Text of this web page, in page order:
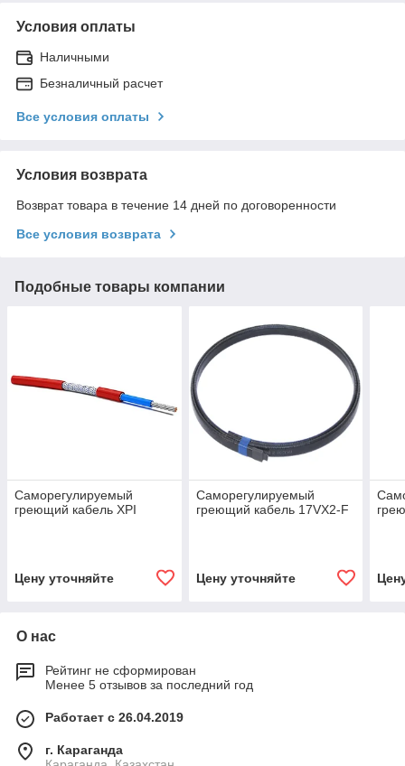
Условия оплаты
Наличными
Безналичный расчет
Все условия оплаты
Условия возврата
Возврат товара в течение 14 дней по договоренности
Все условия возврата
Подобные товары компании
Саморегулируемый
греющий кабель XPI
Цену уточняйте
Саморегулируемый
греющий кабель 17VX2-F
Цену уточняйте
О нас
Рейтинг не сформирован
Менее 5 отзывов за последний год
Работает с 26.04.2019
г. Караганда